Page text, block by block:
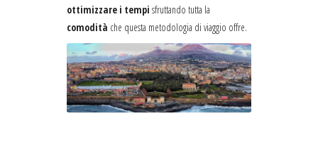
ottimizzare i tempi sfruttando tutta la
comodità che questa metodologia di viaggio offre.